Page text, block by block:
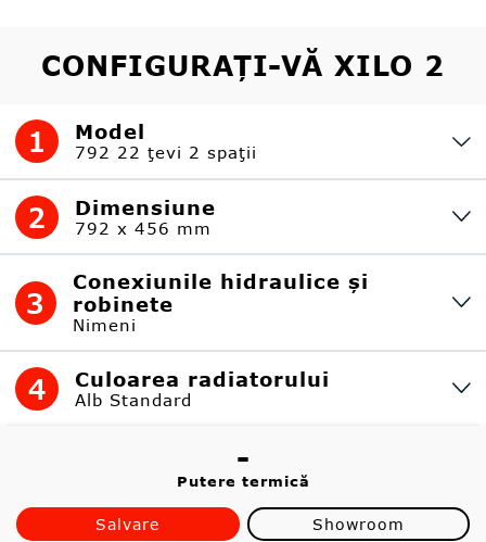
CONFIGURAȚI-VĂ XILO 2
1 Model
792 22 ţevi 2 spaţii
2 Dimensiune
792 x 456 mm
3
Conexiunile hidraulice și
robinete
Nimeni
4 Culoarea radiatorului
Alb Standard
-
Putere termică
Salvare Showroom